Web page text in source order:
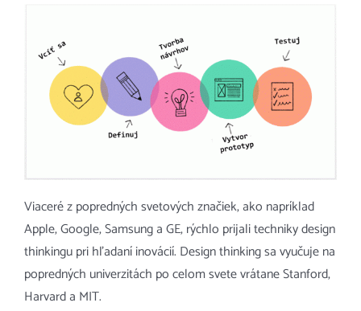
Viaceré z popredných svetových značiek, ako napríklad
Apple, Google, Samsung a GE, rýchlo prijali techniky design
thinkingu pri hľadaní inovácií. Design thinking sa vyučuje na
popredných univerzitách po celom svete vrátane Stanford,
Harvard a MIT.